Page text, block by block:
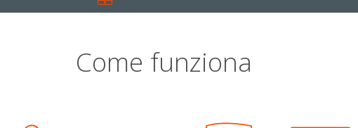
Come funziona